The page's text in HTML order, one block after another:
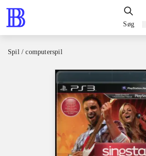
Søg
Spil / computerspil